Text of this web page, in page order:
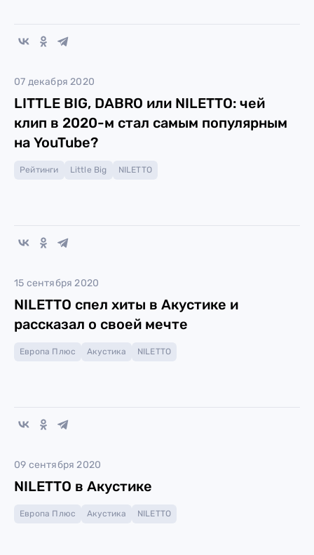
07 декабря 2020
LITTLE BIG, DABRO или NILETTO: чей
клип в 2020-м стал самым популярным
на YouTube?
Рейтинги Little Big NILETTO
15 сентября 2020
NILETTO спел хиты в Акустике и
рассказал о своей мечте
Европа Плюс Акустика NILETTO
09 сентября 2020
NILETTO в Акустике
Европа Плюс Акустика NILETTO